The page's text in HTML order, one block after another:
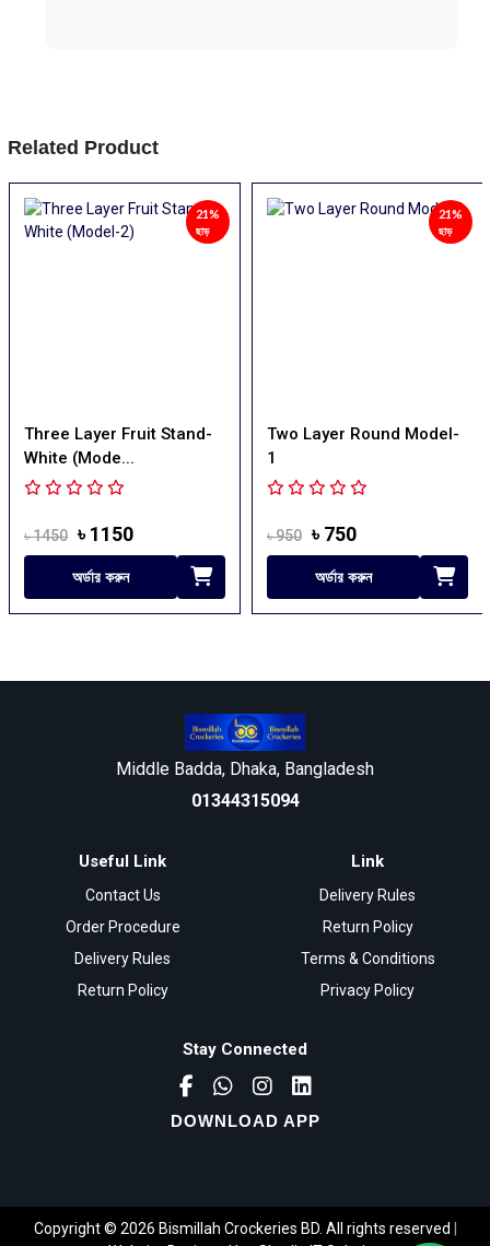
Related Product
21%
ছাড়
Two Layer Round Model-
1
৳ 950 ৳ 750
অর্ডার করুন
38%
ছাড়
Two Layer Round Model-
2
৳ 1200 ৳ 750
অর্ডার করুন
Middle Badda, Dhaka, Bangladesh
01344315094
Useful Link
Contact Us
Order Procedure
Delivery Rules
Return Policy
Link
Delivery Rules
Return Policy
Terms & Conditions
Privacy Policy
Stay Connected
DOWNLOAD APP
Copyright © 2026 Bismillah Crockeries BD. All rights reserved